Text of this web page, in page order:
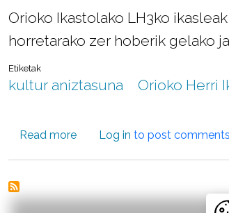
Orioko Ikastolako LH3ko
horretarako zer hoberik gelako
Etiketak
kultur aniztasuna Orioko Herri
Read moreabout Denok bat!
Log in to post comments